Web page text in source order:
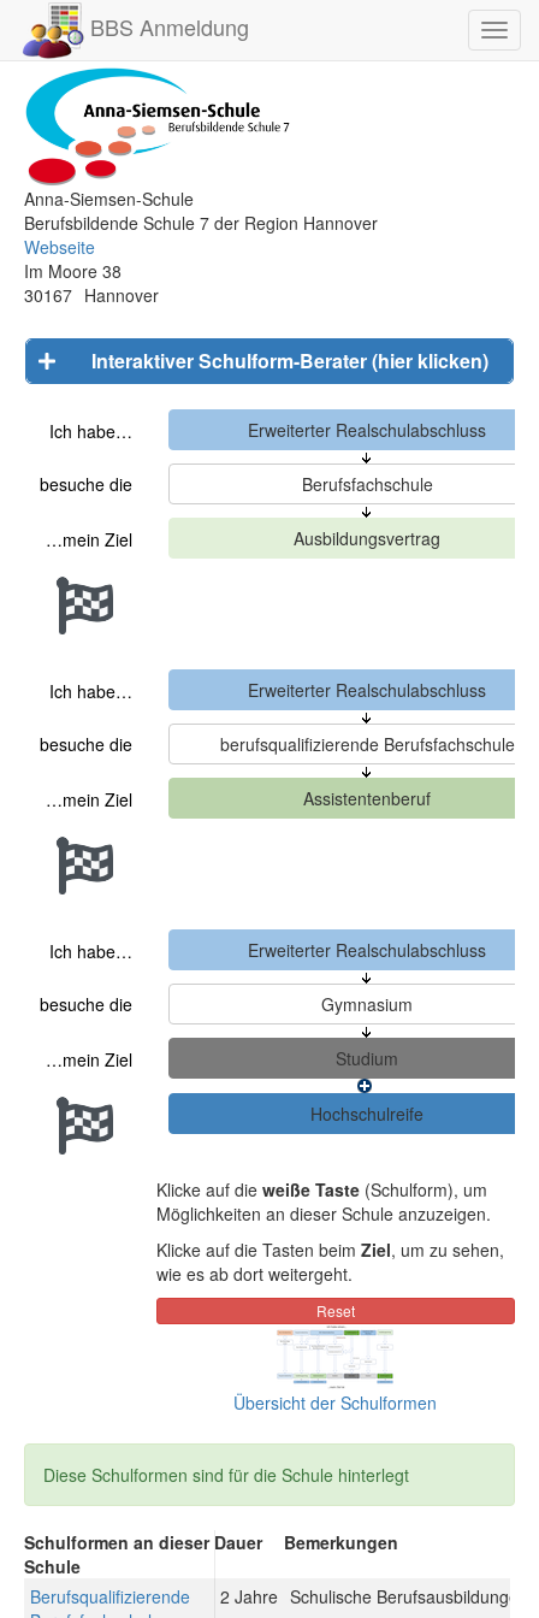
BBS Anmeldung
Anna-Siemsen-Schule
Berufsbildende Schule 7 der Region Hannover
Webseite
Im Moore 38
30167 Hannover
Interaktiver Schulform-Berater (hier klicken)
Ich habe…
besuche die
…mein Ziel
Ich habe…
besuche die
…mein Ziel
Ich habe…
besuche die
…mein Ziel
Klicke auf die weiße Taste(Schulform), um
Möglichkeiten an dieser Schule anzuzeigen.
Klicke auf die Tasten beim Ziel, um zu sehen,
wie es ab dort weitergeht.
Übersicht der Schulformen
Diese Schulformen sind für die Schule hinterlegt
Schulformen an dieser
Schule
Dauer Bemerkungen
Berufsqualifizierende
2 Jahre Schulische